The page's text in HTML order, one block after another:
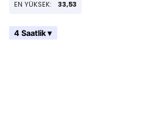
EN YÜKSEK: 33,53
4 Saatlik ▾